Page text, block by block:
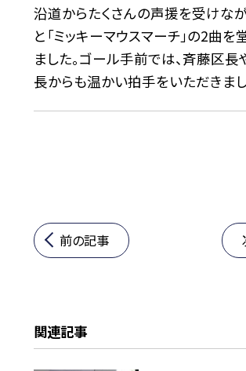
沿道からたくさんの声援を受けなが
と「ミッキーマウスマーチ」の2曲を
ました。ゴール手前では、斉藤区
長からも温かい拍手をいただきまし
前の記事
関連記事